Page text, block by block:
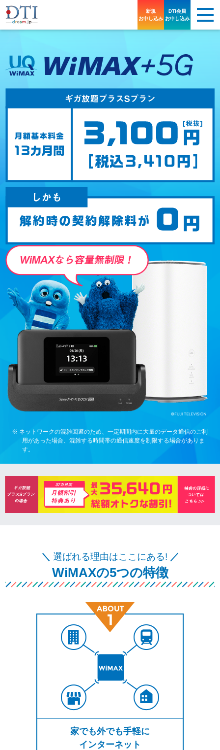
新規
お申し込み
DTI会員
お申し込み
※ ネットワークの混雑回避のため、一定期間内に大量のデータ通信のご利
用があった場合、混雑する時間帯の通信速度を制限する場合がありま
す。
＼ 選ばれる理由はここにある! ／
WiMAXの5つの特徴
家でも外でも手軽に
インターネット